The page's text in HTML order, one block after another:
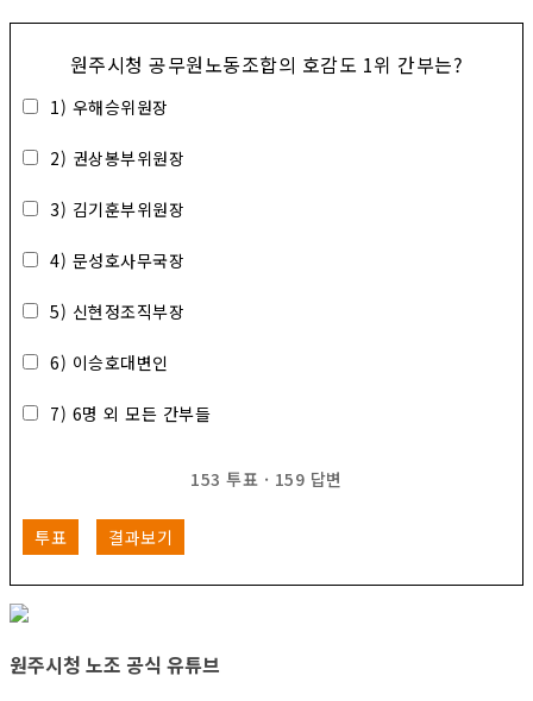
원주시청 공무원노동조합의 호감도 1위 간부는?
1) 우해승위원장
2) 권상봉부위원장
3) 김기훈부위원장
4) 문성호사무국장
5) 신현정조직부장
6) 이승호대변인
7) 6명 외 모든 간부들
153 투표 · 159 답변
투표 결과보기
원주시청 노조 공식 유튜브